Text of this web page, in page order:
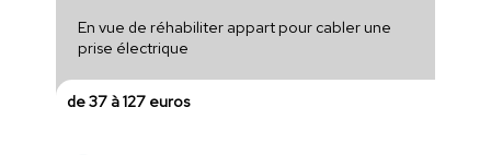
En vue de réhabiliter appart pour cabler une
prise électrique
de 37 à 127 euros